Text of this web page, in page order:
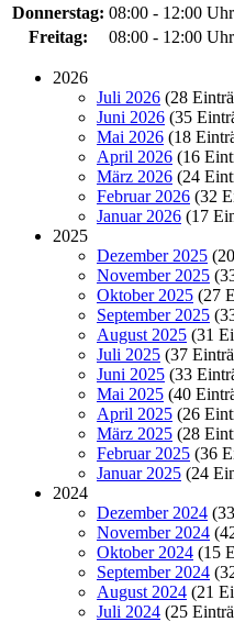
Donnerstag: 08:00 - 12:00
Freitag:
08:00 - 12:00 Uhr
2026
Juli 2026 (28
Juni 2026 (35
Mai 2026 (18
April 2026 (16
März 2026 (24
Februar 2026 (32
Januar 2026 (17
2025
Dezember 2025
November 2025
Oktober 2025 (27
September 2025
August 2025 (31
Juli 2025 (37
Juni 2025 (33
Mai 2025 (40
April 2025 (26
März 2025 (28
Februar 2025 (36
Januar 2025 (24
2024
Dezember 2024
November 2024
Oktober 2024 (15
September 2024
August 2024 (21
Juli 2024 (25